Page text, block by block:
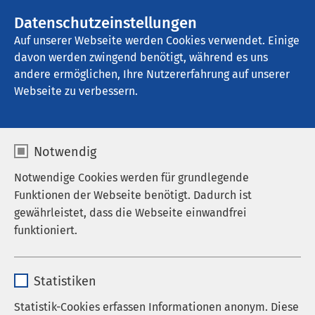
Datenschutzeinstellungen
Auf unserer Webseite werden Cookies verwendet. Einige
davon werden zwingend benötigt, während es uns
andere ermöglichen, Ihre Nutzererfahrung auf unserer
Webseite zu verbessern.
Notwendig
Notwendige Cookies werden für grundlegende
Funktionen der Webseite benötigt. Dadurch ist
gewährleistet, dass die Webseite einwandfrei
funktioniert.
Anbieter sgalinski
Statistiken
Statistik-Cookies erfassen Informationen anonym. Diese
AMEOS Poliklinikum Leinebergland
Therapie
Wundzentrum
mehreren ausgebildeten Wundmanagerinnen
Patienten mit chronischen Wunden und arbeiten